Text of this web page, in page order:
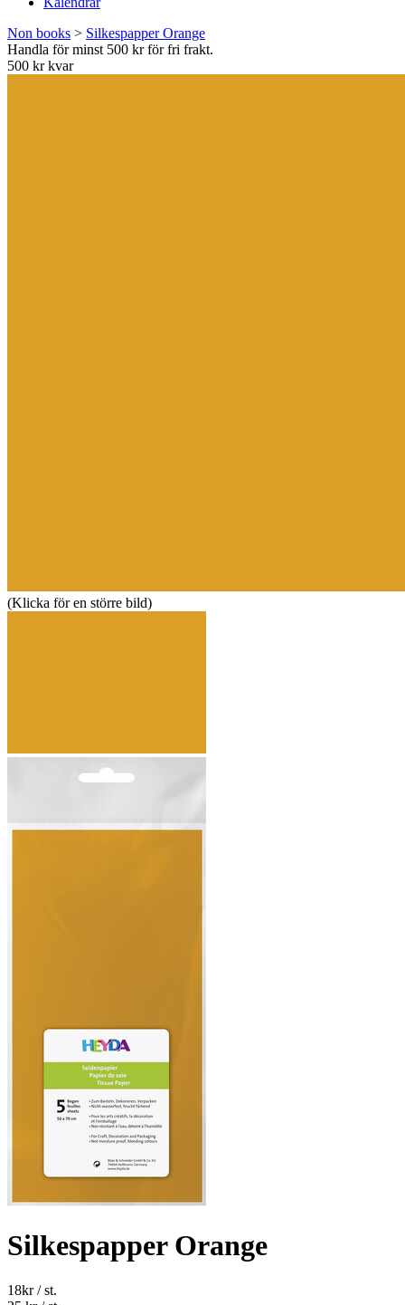
Non books > Silkespapper Orange
Handla för minst 500 kr för fri frakt.
500 kr kvar
(Klicka för en större bild)
Silkespapper Orange
18kr/ st.